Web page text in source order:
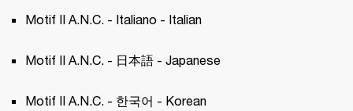
Motif II A.N.C. - Italiano - Italian
Motif II A.N.C. - 日本語 - Japanese
Motif II A.N.C. - 한국어 - Korean